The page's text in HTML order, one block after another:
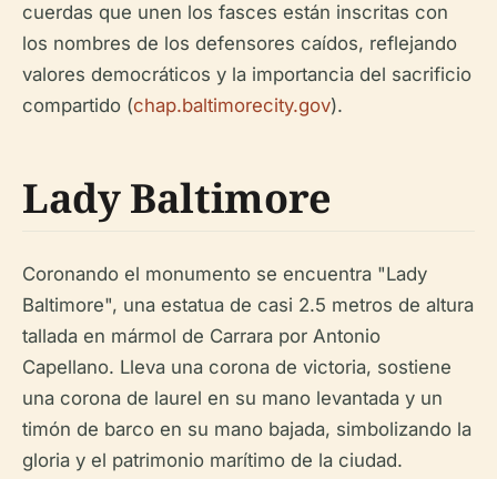
cuerdas que unen los fasces están inscritas con
los nombres de los defensores caídos, reflejando
valores democráticos y la importancia del sacrificio
compartido (chap.baltimorecity.gov).
Lady Baltimore
Coronando el monumento se encuentra "Lady
Baltimore", una estatua de casi 2.5 metros de altura
tallada en mármol de Carrara por Antonio
Capellano. Lleva una corona de victoria, sostiene
una corona de laurel en su mano levantada y un
timón de barco en su mano bajada, simbolizando la
gloria y el patrimonio marítimo de la ciudad.